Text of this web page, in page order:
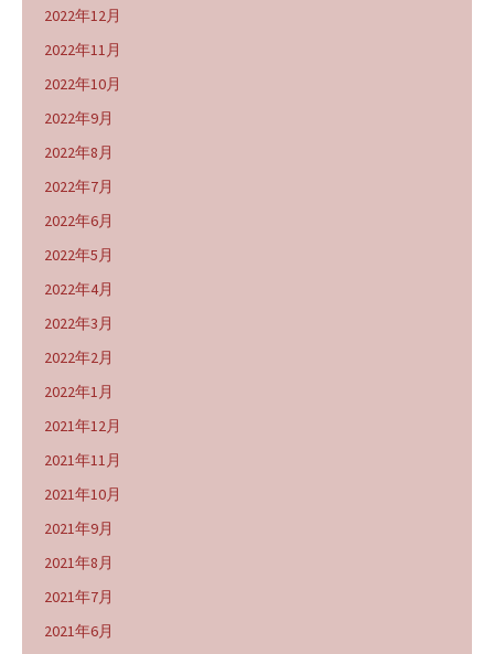
2022年12月
2022年11月
2022年10月
2022年9月
2022年8月
2022年7月
2022年6月
2022年5月
2022年4月
2022年3月
2022年2月
2022年1月
2021年12月
2021年11月
2021年10月
2021年9月
2021年8月
2021年7月
2021年6月